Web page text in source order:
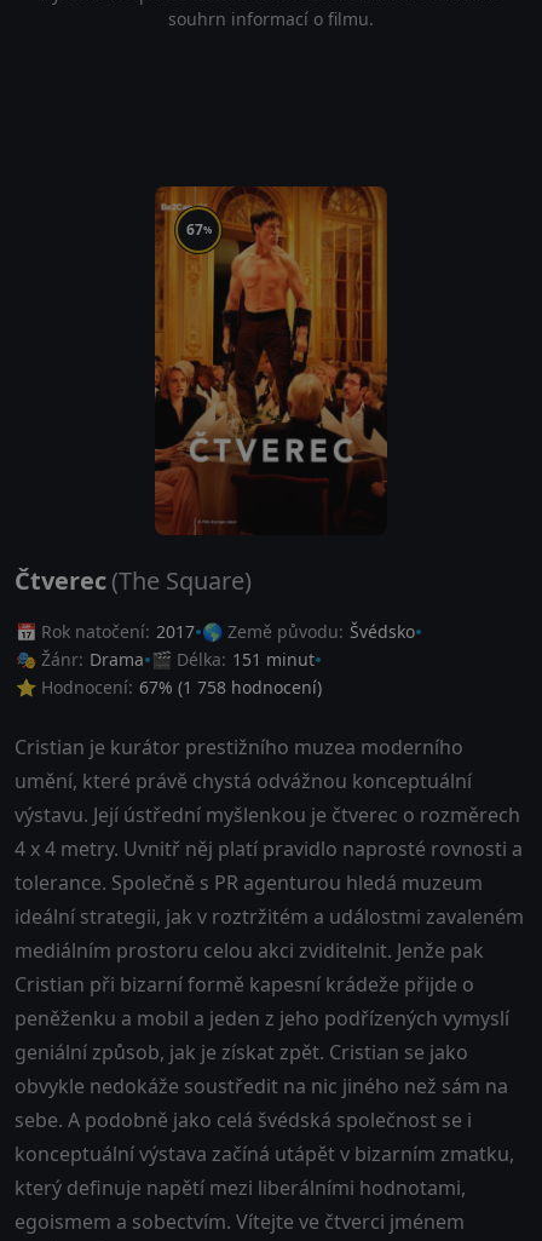
souhrn informací o filmu.
67%
Čtverec(The Square)
📅 Rok natočení: 2017 🌎 Země původu: Švédsko
🎭 Žánr: Drama 🎬 Délka: 151 minut
⭐ Hodnocení: 67% (1 758 hodnocení)
Cristian je kurátor prestižního muzea moderního
umění, které právě chystá odvážnou konceptuální
výstavu. Její ústřední myšlenkou je čtverec o rozměrech
4 x 4 metry. Uvnitř něj platí pravidlo naprosté rovnosti a
tolerance. Společně s PR agenturou hledá muzeum
ideální strategii, jak v roztržitém a událostmi zavaleném
mediálním prostoru celou akci zviditelnit. Jenže pak
Cristian při bizarní formě kapesní krádeže přijde o
peněženku a mobil a jeden z jeho podřízených vymyslí
geniální způsob, jak je získat zpět. Cristian se jako
obvykle nedokáže soustředit na nic jiného než sám na
sebe. A podobně jako celá švédská společnost se i
konceptuální výstava začíná utápět v bizarním zmatku,
který definuje napětí mezi liberálními hodnotami,
egoismem a sobectvím. Vítejte ve čtverci jménem